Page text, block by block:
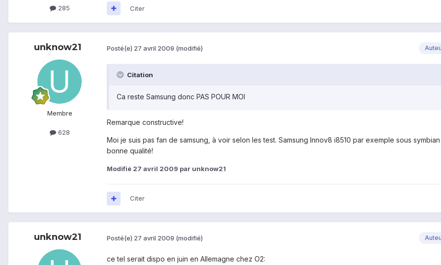
285 Citer
unknow21
Membre
628
Posté(e) 27 avril 2009 (modifié)
Citation
Ca reste Samsung donc PAS POUR MOI
Remarque constructive!
Moi je suis pas fan de samsung, à voir selon les test. Samsung Innov8 i8510 par exemple sous
bonne qualité!
Modifié 27 avril 2009 par unknow21
Citer
unknow21 Posté(e) 27 avril 2009 (modifié)
ce tel serait dispo en juin en Allemagne chez O2: